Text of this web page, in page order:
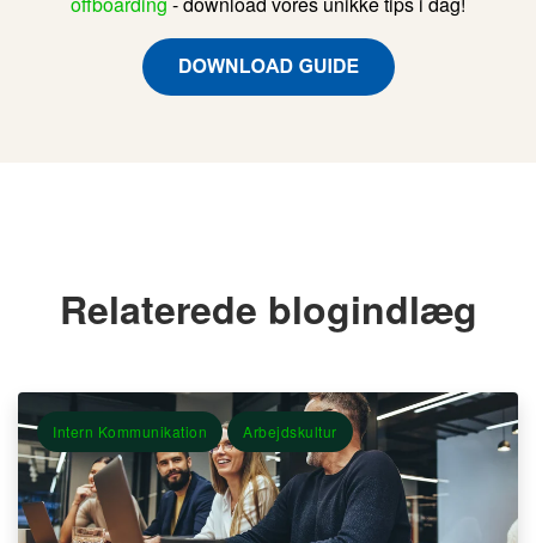
Relaterede blogindlæg
Intern Kommunikation Arbejdskultur